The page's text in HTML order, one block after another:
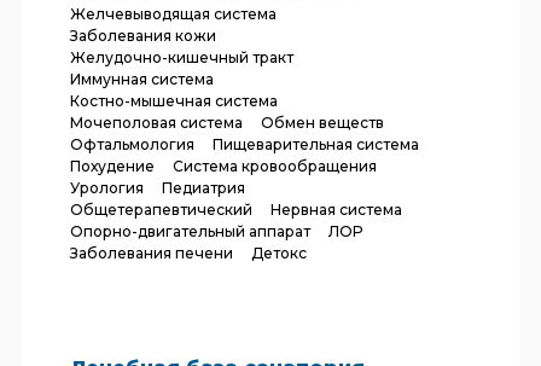
Желчевыводящая система
Заболевания кожи
Желудочно-кишечный тракт
Иммунная система
Костно-мышечная система
Мочеполовая система
Обмен веществ
Офтальмология
Пищеварительная система
Похудение
Система кровообращения
Урология
Педиатрия
Общетерапевтический
Нервная система
Опорно-двигательный аппарат
ЛОР
Заболевания печени
Детокс